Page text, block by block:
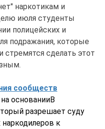
наркотикам и
июля студенты
полицейских и
подражания, которые
сделать этот
сообществ
основанииВ
разрешает суду
к